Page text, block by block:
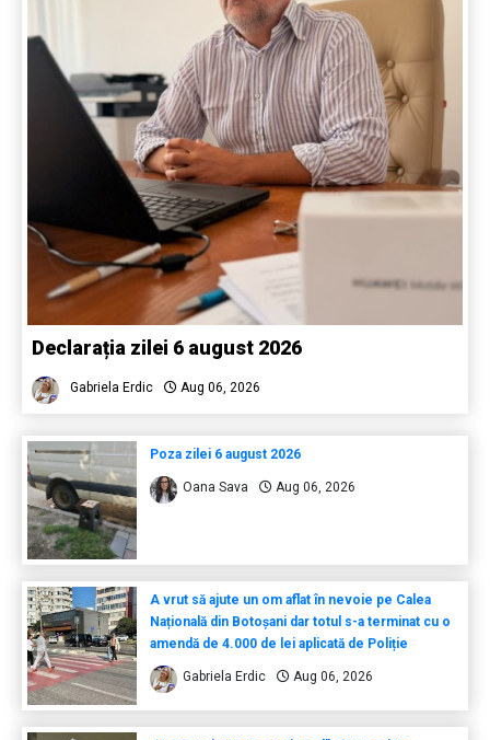
Declarația zilei 6 august 2026
Gabriela Erdic Aug 06, 2026
Poza zilei 6 august 2026
Oana Sava Aug 06, 2026
A vrut să ajute un om aflat în nevoie pe Calea
Națională din Botoșani dar totul s-a terminat cu o
amendă de 4.000 de lei aplicată de Poliție
Gabriela Erdic Aug 06, 2026